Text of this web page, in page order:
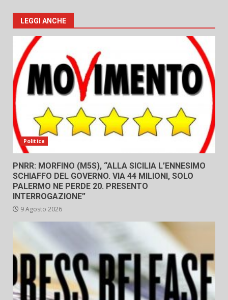
LEGGI ANCHE
Politica
PNRR: MORFINO (M5S), “ALLA SICILIA L’ENNESIMO
SCHIAFFO DEL GOVERNO. VIA 44 MILIONI, SOLO
PALERMO NE PERDE 20. PRESENTO
INTERROGAZIONE”
9 Agosto 2026